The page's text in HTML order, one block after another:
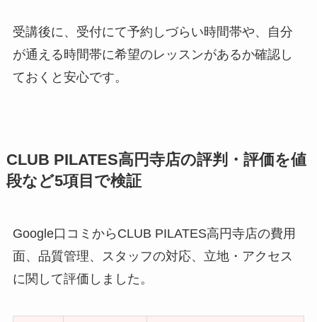
受講後に、受付にて予約しづらい時間帯や、自分
が通える時間帯に希望のレッスンがあるか確認し
ておくと安心です。
CLUB PILATES高円寺店の評判・評価を値
段など5項目で検証
Google口コミからCLUB PILATES高円寺店の費用
面、品質管理、スタッフの対応、立地・アクセス
に関して評価しました。